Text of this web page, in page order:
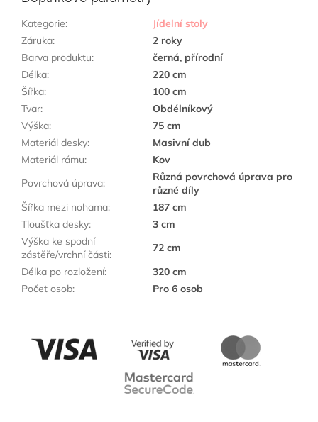
Kategorie:
Jídelní stoly
Záruka:
2 roky
Barva produktu:
černá, přírodní
Délka:
220 cm
Šířka:
100 cm
Tvar:
Obdélníkový
Výška:
75 cm
Materiál desky:
Masivní dub
Materiál rámu:
Kov
Povrchová úprava:
Různá povrchová úprava pro
různé díly
Šířka mezi nohama:
187 cm
Tloušťka desky:
3 cm
Výška ke spodní
zástěře/vrchní části:
72 cm
Délka po rozložení:
320 cm
Počet osob: Pro 6 osob